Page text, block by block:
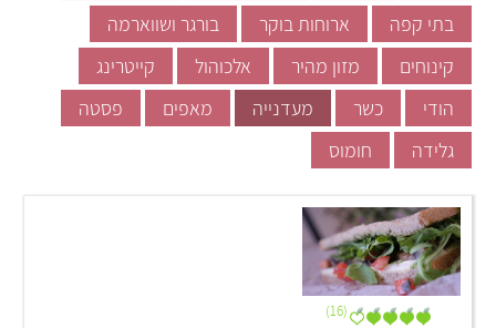
בתי קפה
ארוחות בוקר
בורגר ושווארמה
קינוחים
מזון מהיר אלכוהול
קייטרינג
הודי
כשר מעדנייה מאפים
פסטה
גלידה
חומוס
(16)